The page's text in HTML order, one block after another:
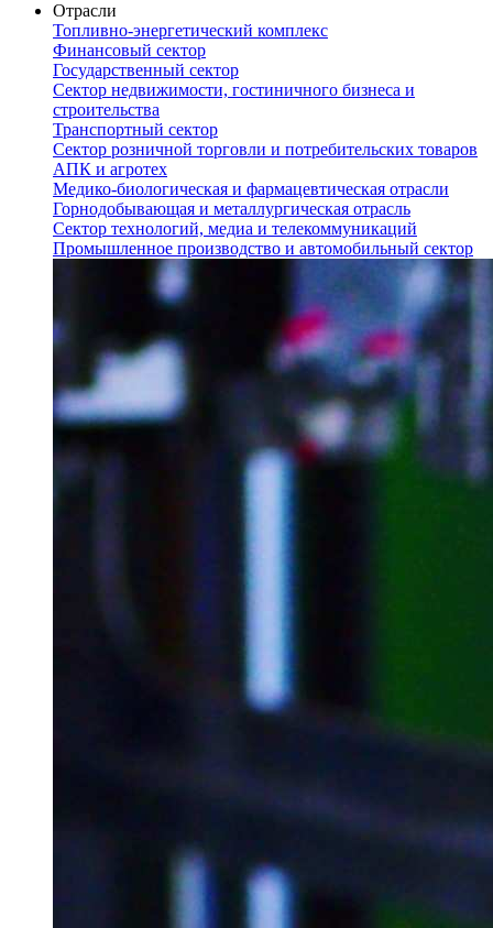
Отрасли
Топливно-энергетический комплекс
Финансовый сектор
Государственный сектор
Сектор недвижимости, гостиничного бизнеса и
строительства
Транспортный сектор
Сектор розничной торговли и потребительских товаров
АПК и агротех
Медико-биологическая и фармацевтическая отрасли
Горнодобывающая и металлургическая отрасль
Сектор технологий, медиа и телекоммуникаций
Промышленное производство и автомобильный сектор